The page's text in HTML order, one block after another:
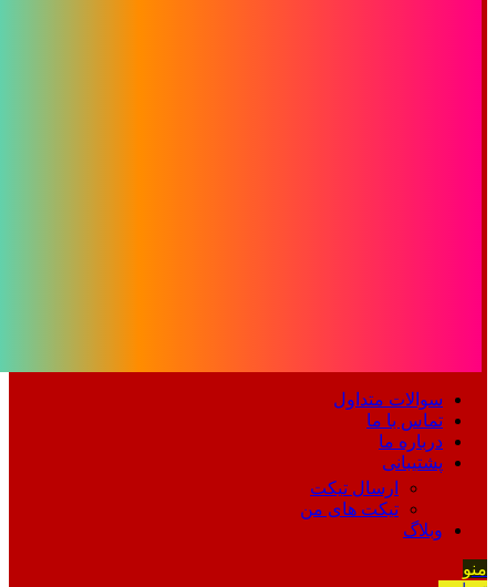
سوالات متداول
تماس با ما
درباره ما
پشتیبانی
ارسال تیکت
تیکت های من
وبلاگ
منو